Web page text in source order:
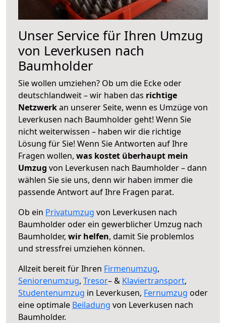
Unser Service für Ihren Umzug
von Leverkusen nach
Baumholder
Sie wollen umziehen? Ob um die Ecke oder
deutschlandweit – wir haben das richtige
Netzwerkan unserer Seite, wenn es Umzüge von
Leverkusen nach Baumholder geht! Wenn Sie
nicht weiterwissen – haben wir die richtige
Lösung für Sie! Wenn Sie Antworten auf Ihre
Fragen wollen, was kostet überhaupt mein
Umzug von Leverkusen nach Baumholder – dann
wählen Sie sie uns, denn wir haben immer die
passende Antwort auf Ihre Fragen parat.
Ob ein Privatumzug von Leverkusen nach
Baumholder oder ein gewerblicher Umzug nach
Baumholder, wir helfen, damit Sie problemlos
und stressfrei umziehen können.
Allzeit bereit für Ihren Firmenumzug,
Seniorenumzug, Tresor– & Klaviertransport,
Studentenumzug in Leverkusen, Fernumzug oder
eine optimale Beiladung von Leverkusen nach
Baumholder.